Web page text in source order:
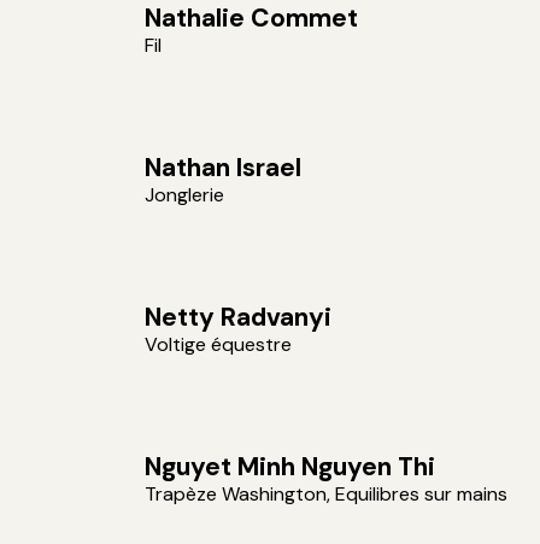
Nathalie Commet
Fil
Nathan Israel
Jonglerie
Netty Radvanyi
Voltige équestre
Nguyet Minh Nguyen Thi
Trapèze Washington, Equilibres sur mains